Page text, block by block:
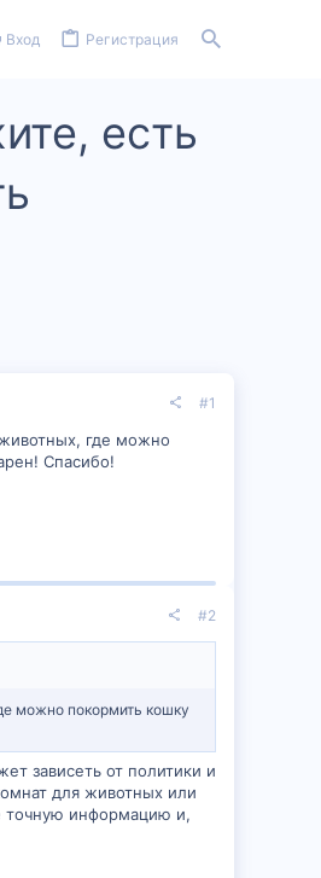
Вход Регистрация
есть
#1
где можно
Спасибо!
#2
можно покормить кошку
зависеть от политики и
для животных или
точную информацию и,